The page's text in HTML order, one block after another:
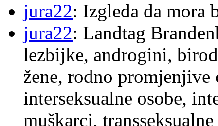
jura22: Izgleda da mora
jura22: Landtag
lezbijke, androgini,
žene, rodno
interseksualne osobe,
muškarci,